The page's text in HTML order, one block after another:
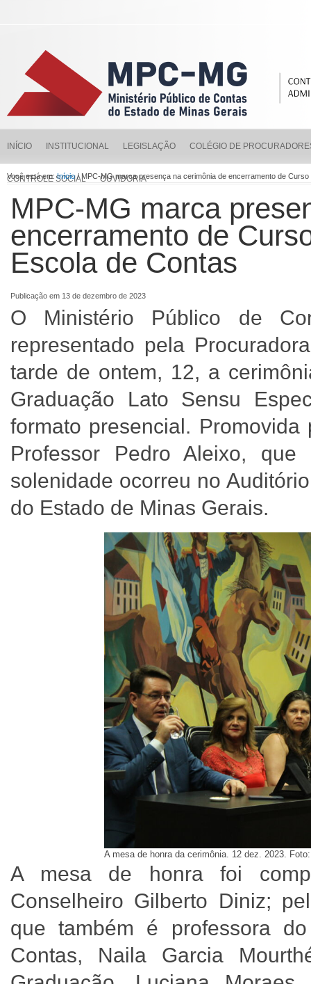
INÍCIO INSTITUCIONAL LEGISLAÇÃO COLÉGIO DE
CONTROLE SOCIAL OUVIDORIA
Você está em:Início/ MPC-MG marca presença na cerimônia de encerramento de
MPC-MG marca
encerramento de
Escola de Contas
Publicação em 13 de dezembro de 2023
O Ministério Público de
representado pela
tarde de ontem, 12, a
Graduação Lato Sensu
formato presencial.
Professor Pedro Aleixo,
solenidade ocorreu no
do Estado de Minas Gerais.
A mesa de honra da cerimônia. 12 dez. 2023.
A mesa de honra foi
Conselheiro Gilberto Diniz;
que também é professora
Contas, Naila Garcia